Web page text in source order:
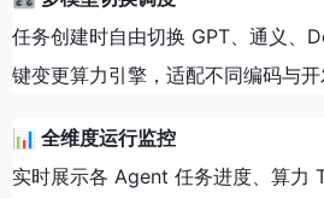
任务创建时自由切换 GPT、通义、
键变更算力引擎，适配不同编码与开
📊 全维度运行监控
实时展示各 Agent 任务进度、算力